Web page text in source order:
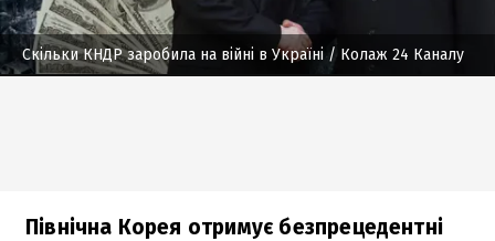
Скільки КНДР заробила на війні в Україні/ Колаж 24 Каналу
Північна Корея отримує безпрецедентні